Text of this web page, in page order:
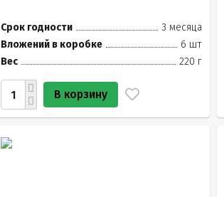
Срок годности
3 месяца
Вложений в коробке
6 шт
Вес
220 г
В корзину